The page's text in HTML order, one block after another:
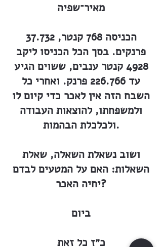
מאיר־שפיה
הכניסה 768 קנטר, 37.732
פרנקים. בסך הכל הכניסו ליקב
4928 קנטר ענבים, ששוים הגיע
עד 226.766 פרנק. ואחרי כל
השבח הזה אין לאכר כדי קיום לו
ולמשפחתו, להוצאות העבודה
ולכלכלת הבהמות.
ושוב נשאלת השאלה, שאלת
השאלות: האם על המטעים לבדם
יחיה האכר?
ביום
כ״ז כל זאת